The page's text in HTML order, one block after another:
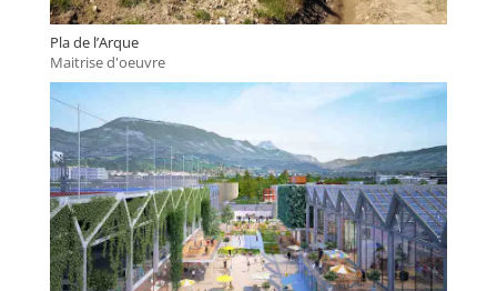
Pla de l’Arque
Maitrise d'oeuvre